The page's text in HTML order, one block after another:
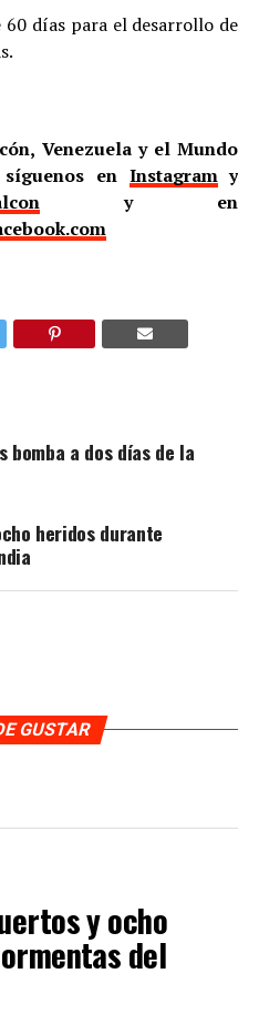
días para el desarrollo de
Venezuela y el Mundo
síguenos en Instagramy
y en
bomba a dos días de la
heridos durante
GUSTAR
y ocho
del